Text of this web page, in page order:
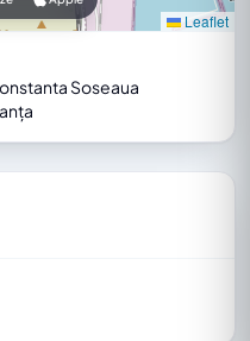
Leaflet
Soseaua